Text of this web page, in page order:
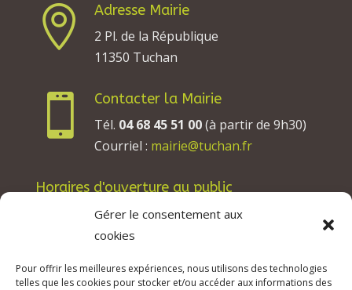
Gérer le consentement aux
cookies
Pour offrir les meilleures expériences, nous utilisons des technologies
telles que les cookies pour stocker et/ou accéder aux informations des

Adresse Mairie
2 Pl. de la République
11350 Tuchan

Contacter la Mairie
Tél. 04 68 45 51 00(à partir de 9h30)
Courriel : mairie@tuchan.fr
Horaires d'ouverture au public
Les lundis, mardis et jeudis : de 8h à 12h et de
13h30 à 17h30.
Les vendredis : de 8h à 12h.